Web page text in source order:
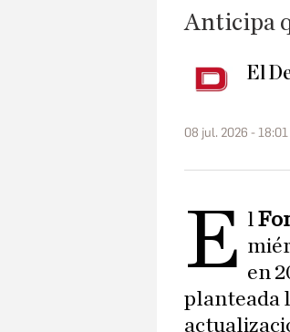
Anticipa
El
08 jul. 2026 - 18:01
E l
en
planteada